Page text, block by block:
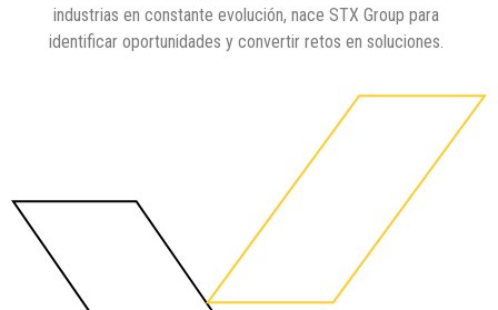
industrias en constante evolución, nace STX Group para
identificar oportunidades y convertir retos en soluciones.